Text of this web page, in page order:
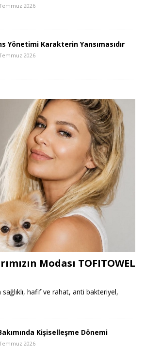
2026
Yönetimi Karakterin Yansımasıdır
2026
Modası TOFITOWEL
sağlıklı, hafif ve rahat, anti bakteriyel,
Kişiselleşme Dönemi
2026